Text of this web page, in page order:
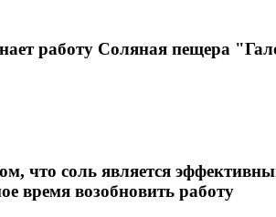
работу Соляная пещера
что соль является
время возобновить работу